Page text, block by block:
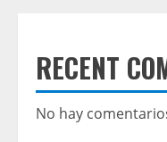
RECENT
No hay